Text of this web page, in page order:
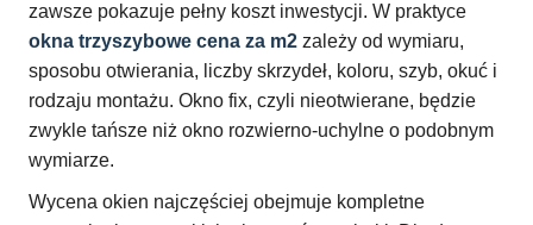
zawsze pokazuje pełny koszt inwestycji. W praktyce
okna trzyszybowe cena za m2 zależy od wymiaru,
sposobu otwierania, liczby skrzydeł, koloru, szyb, okuć i
rodzaju montażu. Okno fix, czyli nieotwierane, będzie
zwykle tańsze niż okno rozwierno-uchylne o podobnym
wymiarze.
Wycena okien najczęściej obejmuje kompletne